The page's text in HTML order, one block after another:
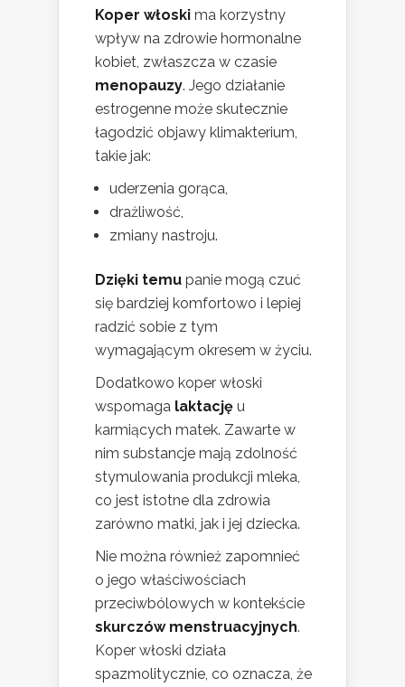
Koper włoski ma korzystny
wpływ na zdrowie hormonalne
kobiet, zwłaszcza w czasie
menopauzy. Jego działanie
estrogenne może skutecznie
łagodzić objawy klimakterium,
takie jak:
uderzenia gorąca,
drażliwość,
zmiany nastroju.
Dzięki temu panie mogą czuć
się bardziej komfortowo i lepiej
radzić sobie z tym
wymagającym okresem w życiu.
Dodatkowo koper włoski
wspomaga laktację u
karmiących matek. Zawarte w
nim substancje mają zdolność
stymulowania produkcji mleka,
co jest istotne dla zdrowia
zarówno matki, jak i jej dziecka.
Nie można również zapomnieć
o jego właściwościach
przeciwbólowych w kontekście
skurczów menstruacyjnych.
Koper włoski działa
spazmolitycznie, co oznacza, że